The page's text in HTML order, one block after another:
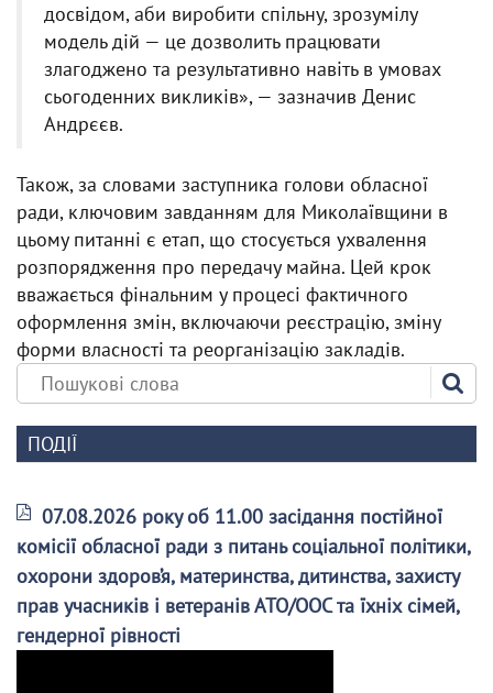
досвідом, аби виробити спільну, зрозумілу
модель дій — це дозволить працювати
злагоджено та результативно навіть в умовах
сьогоденних викликів», — зазначив Денис
Андрєєв.
Також, за словами заступника голови обласної
ради, ключовим завданням для Миколаївщини в
цьому питанні є етап, що стосується ухвалення
розпорядження про передачу майна. Цей крок
вважається фінальним у процесі фактичного
оформлення змін, включаючи реєстрацію, зміну
форми власності та реорганізацію закладів.
ПОДІЇ
07.08.2026 року об 11.00 засідання постійної
комісії обласної ради з питань соціальної політики,
охорони здоров’я, материнства, дитинства, захисту
прав учасників і ветеранів АТО/ООС та їхніх сімей,
гендерної рівності